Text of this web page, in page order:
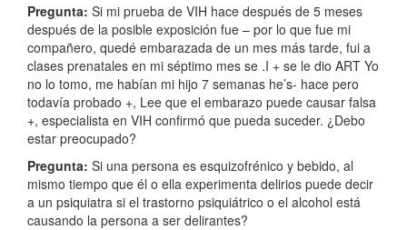
Pregunta: Si mi prueba de VIH hace después de 5 meses
después de la posible exposición fue – por lo que fue mi
compañero, quedé embarazada de un mes más tarde, fui a
clases prenatales en mi séptimo mes se .I + se le dio ART Yo
no lo tomo, me habían mi hijo 7 semanas he’s- hace pero
todavía probado +, Lee que el embarazo puede causar falsa
+, especialista en VIH confirmó que pueda suceder. ¿Debo
estar preocupado?
Pregunta: Si una persona es esquizofrénico y bebido, al
mismo tiempo que él o ella experimenta delirios puede decir
a un psiquiatra si el trastorno psiquiátrico o el alcohol está
causando la persona a ser delirantes?